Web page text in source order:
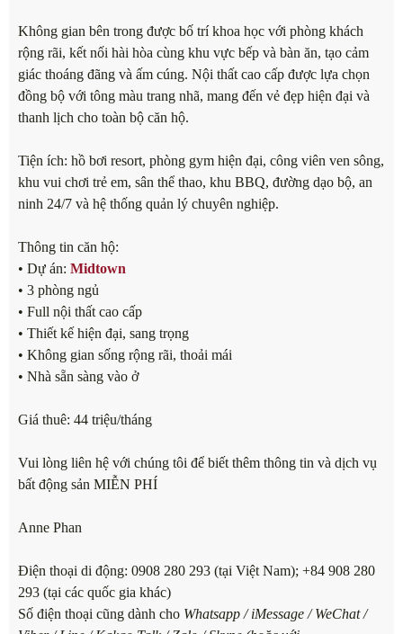
Không gian bên trong được bố trí khoa học với phòng khách
rộng rãi, kết nối hài hòa cùng khu vực bếp và bàn ăn, tạo cảm
giác thoáng đãng và ấm cúng. Nội thất cao cấp được lựa chọn
đồng bộ với tông màu trang nhã, mang đến vẻ đẹp hiện đại và
thanh lịch cho toàn bộ căn hộ.
Tiện ích: hồ bơi resort, phòng gym hiện đại, công viên ven sông,
khu vui chơi trẻ em, sân thể thao, khu BBQ, đường dạo bộ, an
ninh 24/7 và hệ thống quản lý chuyên nghiệp.
Thông tin căn hộ:
• Dự án: Midtown
• 3 phòng ngủ
• Full nội thất cao cấp
• Thiết kế hiện đại, sang trọng
• Không gian sống rộng rãi, thoải mái
• Nhà sẵn sàng vào ở
Giá thuê: 44 triệu/tháng
Vui lòng liên hệ với chúng tôi để biết thêm thông tin và dịch vụ
bất động sản MIỄN PHÍ
Anne Phan
Điện thoại di động: 0908 280 293 (tại Việt Nam); +84 908 280
293 (tại các quốc gia khác)
Số điện thoại cũng dành cho Whatsapp / iMessage / WeChat /